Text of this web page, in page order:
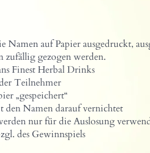
auf Papier ausgedruckt,
zufällig gezogen werden.
Finest Herbal Drinks
Teilnehmer
„gespeichert“
den Namen darauf vernichtet
nur für die Auslosung
des Gewinnspiels